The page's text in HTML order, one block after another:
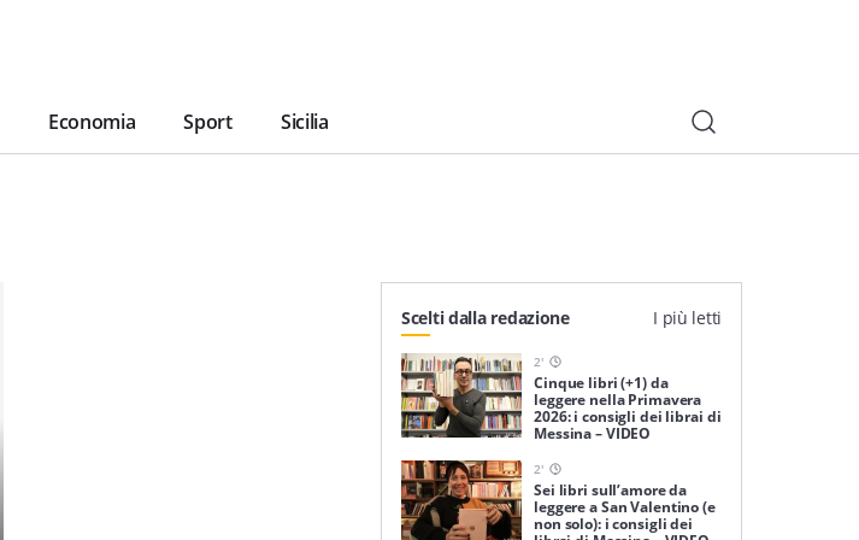
Economia Sport Sicilia
Scelti dalla redazione I più letti
2'
Cinque libri (+1) da
leggere nella Primavera
2026: i consigli dei librai di
Messina – VIDEO
2'
Sei libri sull’amore da
leggere a San Valentino (e
non solo): i consigli dei